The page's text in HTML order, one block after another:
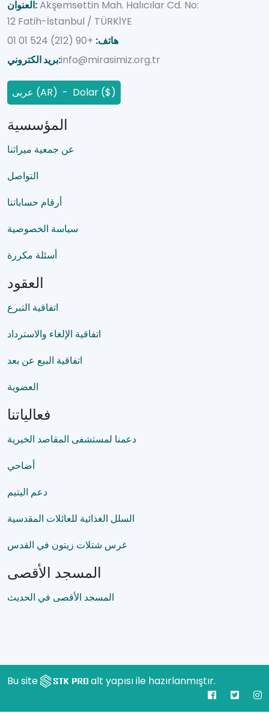
العنوان:Akşemsettin Mah. Halıcılar Cd. No:
12 Fatih-İstanbul / TÜRKİYE
هاتف: +90 (212) 524 01 01
بريد الكتروني:info@mirasimiz.org.tr
عربى (AR) - Dolar ($)
المؤسسية
عن جمعية ميراثنا
التواصل
أرقام حساباتنا
سياسة الخصوصية
أسئلة مكررة
العقود
اتفاقية التبرع
اتفاقية الإلغاء والاسترداد
اتفاقية البيع عن بعد
العضوية
فعالياتنا
دعمنا لمستشفى المقاصد الخيرية
أضاحي
دعم اليتيم
السلل الغذائية للعائلات المقدسية
غرس شتلات زيتون في القدس
المسجد الأقصى
المسجد الأقصى في الحديث
Bu site alt yapısı ile hazırlanmıştır.